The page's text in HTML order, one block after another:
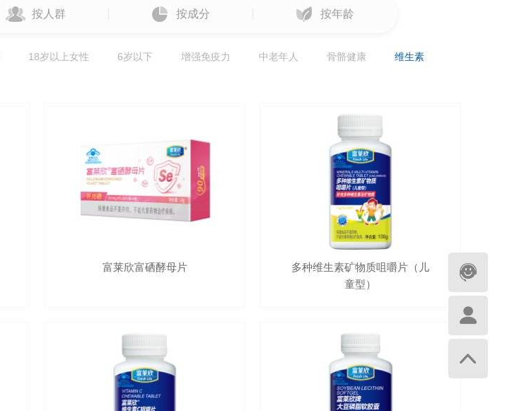
按人群 按成分 按年龄
18岁以上女性 6岁以下 增强免疫力 中老年人 骨骼健康 维生素
富莱欣富硒酵母片
多种维生素矿物质咀嚼片（儿
童型）